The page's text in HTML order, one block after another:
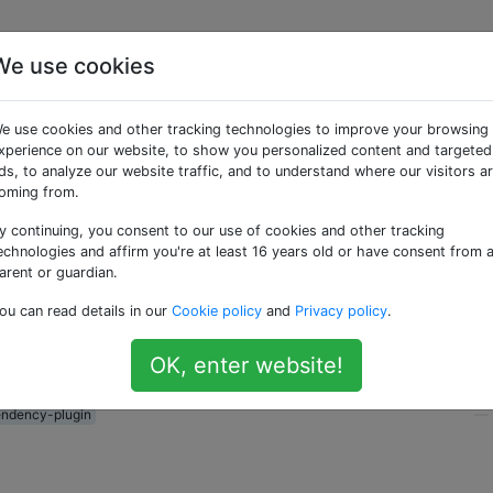
und aus verschiedenen Gründen hängt dies von
ist. Ich habe es geschafft, die WAR mit dem
aber ich kann mein Projekt nicht dazu bringen, das
und WEB-INF/classes/*
es eine Möglichkeit, diese Dateien in den Klassenpfad
Möglichkeit, von einem WAR abhängig zu sein?
plugin —
use cookies
use cookies and other tracking technologies to improve your browsing
on our website, to show you personalized content and targeted
to analyze our website traffic, and to understand where our visitors
from.
continuing, you consent to our use of cookies and other tracking
and affirm you're at least 16 years old or have consent from a
or guardian.
can read details in our Cookie policy and Privacy policy.
OK, enter website!